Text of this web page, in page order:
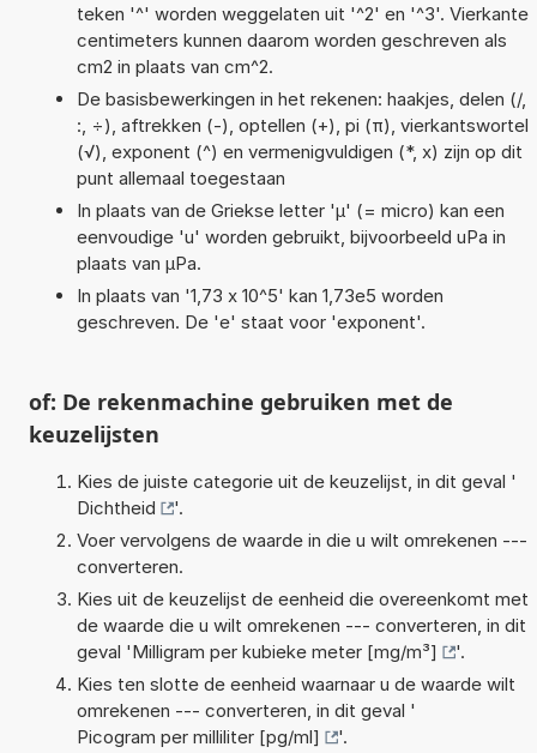
teken '^' worden weggelaten uit '^2' en '^3'. Vierkante
centimeters kunnen daarom worden geschreven als
cm2 in plaats van cm^2.
De basisbewerkingen in het rekenen: haakjes, delen (/,
:, ÷), aftrekken (-), optellen (+), pi (π), vierkantswortel
(√), exponent (^) en vermenigvuldigen (*, x) zijn op dit
punt allemaal toegestaan
In plaats van de Griekse letter 'µ' (= micro) kan een
eenvoudige 'u' worden gebruikt, bijvoorbeeld uPa in
plaats van µPa.
In plaats van '1,73 x 10^5' kan 1,73e5 worden
geschreven. De 'e' staat voor 'exponent'.
of: De rekenmachine gebruiken met de
keuzelijsten
Kies de juiste categorie uit de keuzelijst, in dit geval '
Dichtheid
'.
Voer vervolgens de waarde in die u wilt omrekenen ---
converteren.
Kies uit de keuzelijst de eenheid die overeenkomt met
de waarde die u wilt omrekenen --- converteren, in dit
geval 'Milligram per kubieke meter [mg/m³]
'.
Kies ten slotte de eenheid waarnaar u de waarde wilt
omrekenen --- converteren, in dit geval '
Picogram per milliliter [pg/ml]
'.